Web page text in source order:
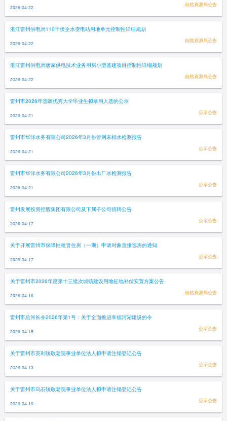
2026-04-22 自然资源局公告
湛江雷州供电局110千伏企水变电站用地单元控制性详细规划
2026-04-22 自然资源局公告
湛江雷州供电局唐家供电技术业务用房小型基建项目控制性详细规划
2026-04-22 自然资源局公告
雷州市2026年选调优秀大学毕业生拟录用人选的公示
2026-04-21 公示公告
雷州市华洋水务有限公司2026年3月份管网末梢水检测报告
2026-04-21 公示公告
雷州市华洋水务有限公司2026年3月份出厂水检测报告
2026-04-21 公示公告
雷州发展投资控股集团有限公司及下属子公司招聘公告
2026-04-17 公示公告
关于开展雷州市保障性租赁住房（一期）申请对象直接选房的通知
2026-04-17 公示公告
关于雷州市2026年度第十三批次城镇建设用地征地补偿安置方案公告
2026-04-16 自然资源局公告
雷州市总河长令2026年第1号：关于全面推进幸福河湖建设的令
2026-04-15 公示公告
关于雷州市英利镇敬老院事业单位法人拟申请注销登记公告
2026-04-13 公示公告
关于雷州市乌石镇敬老院事业单位法人拟申请注销登记公告
2026-04-10 公示公告